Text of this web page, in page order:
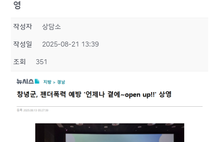
영
작성자 상담소
작성일 2025-08-21 13:39
조회 351